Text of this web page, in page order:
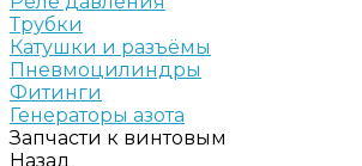
Трубки
Катушки и разъёмы
Пневмоцилиндры
Фитинги
Генераторы азота
Запчасти к винтовым
Назад